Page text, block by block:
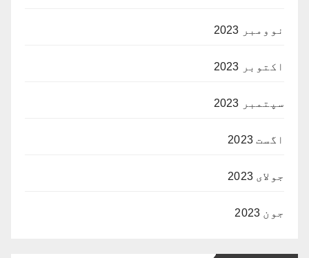
نوومبر 2023
اکتوبر 2023
سپتمبر 2023
اگست 2023
جولای 2023
جون 2023